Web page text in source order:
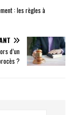
: les règles à
d’un
?